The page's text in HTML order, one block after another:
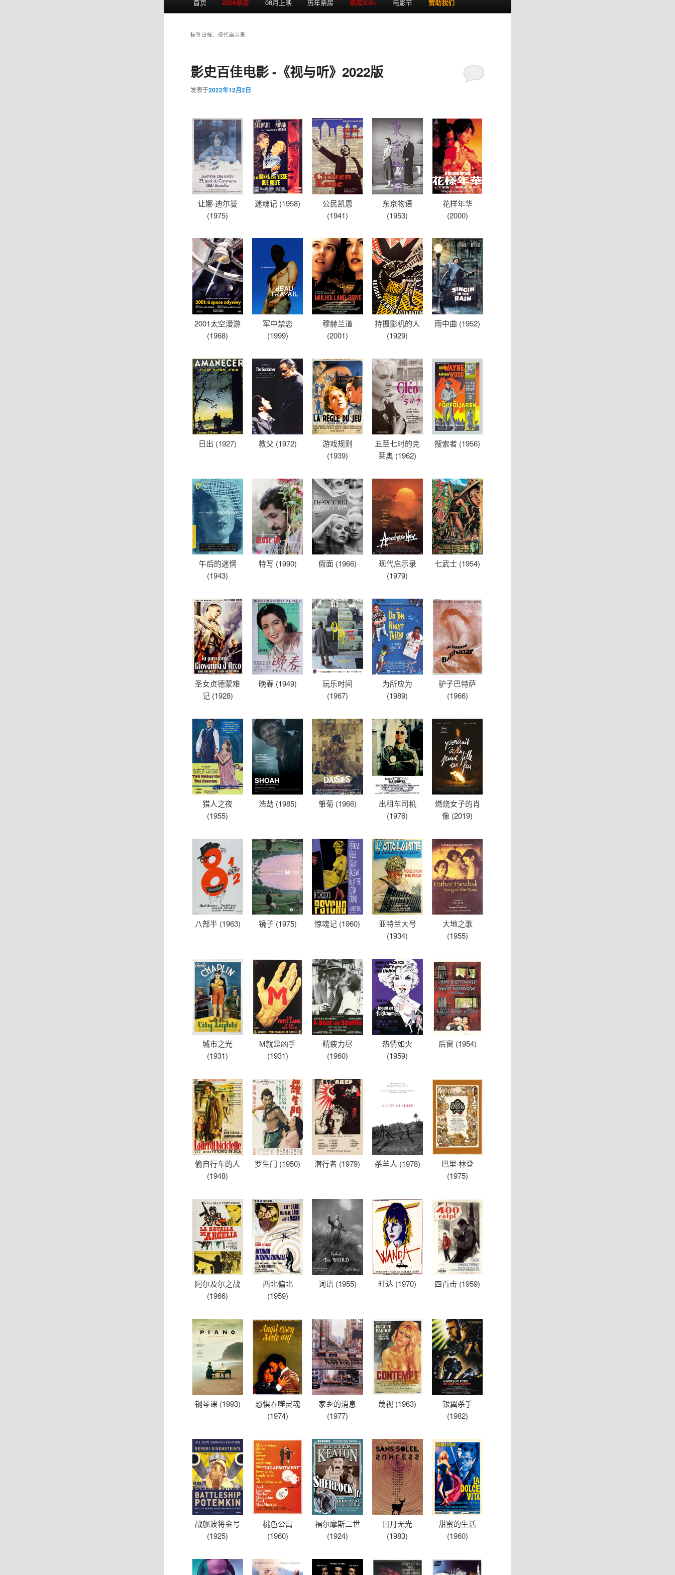
首页 2026票房 08月上映 历年票房 票房300+ 电影节 赞助我们
标签归档：现代启示录
影史百佳电影 -《视与听》2022版
发表于2022年12月2日
让娜·迪尔曼
(1975)
迷魂记 (1958)
公民凯恩
(1941)
东京物语
(1953)
花样年华
(2000)
2001太空漫游
(1968)
军中禁恋
(1999)
穆赫兰道
(2001)
持摄影机的人
(1929)
雨中曲 (1952)
日出 (1927) 教父 (1972)
游戏规则
(1939)
五至七时的克
莱奥 (1962)
搜索者 (1956)
午后的迷惘
(1943)
特写 (1990) 假面 (1966)
现代启示录
(1979)
七武士 (1954)
圣女贞德蒙难
记 (1928)
晚春 (1949)
玩乐时间
(1967)
为所应为
(1989)
驴子巴特萨
(1966)
猎人之夜
(1955)
浩劫 (1985) 雏菊 (1966)
出租车司机
(1976)
燃烧女子的肖
像 (2019)
八部半 (1963) 镜子 (1975) 惊魂记 (1960)
亚特兰大号
(1934)
大地之歌
(1955)
城市之光
(1931)
M就是凶手
(1931)
精疲力尽
(1960)
热情如火
(1959)
后窗 (1954)
偷自行车的人
(1948)
罗生门 (1950) 潜行者 (1979) 杀羊人 (1978)
巴里·林登
(1975)
阿尔及尔之战
(1966)
西北偏北
(1959)
词语 (1955) 旺达 (1970) 四百击 (1959)
钢琴课 (1993)
恐惧吞噬灵魂
(1974)
家乡的消息
(1977)
蔑视 (1963)
银翼杀手
(1982)
战舰波将金号
(1925)
桃色公寓
(1960)
福尔摩斯二世
(1924)
日月无光
(1983)
甜蜜的生活
(1960)